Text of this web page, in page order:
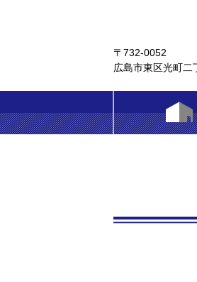
〒732-0052
広島市東区光町二